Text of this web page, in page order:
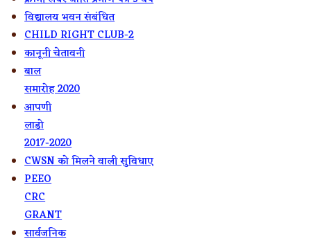
विद्यालय भवन संबंधित
CHILD RIGHT CLUB-2
कानूनी चेतावनी
बाल
समारोह 2020
आपणी
लाडो
2017-2020
CWSN को मिलने वाली सुविधाए
PEEO
CRC
GRANT
सार्वजनिक